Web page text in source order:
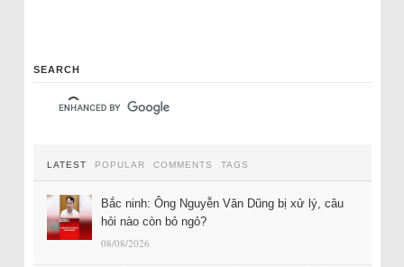
SEARCH
LATEST POPULAR COMMENTS TAGS
Bắc ninh: Ông Nguyễn Văn Dũng bị xử lý, câu
hỏi nào còn bỏ ngỏ?
08/08/2026